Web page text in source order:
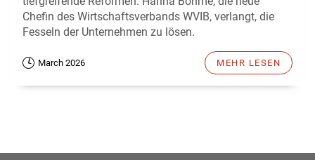
Chefin des Wirtschaftsverbands WVIB, verlangt, die
Fesseln der Unternehmen zu lösen.
March 2026 MEHR LESEN